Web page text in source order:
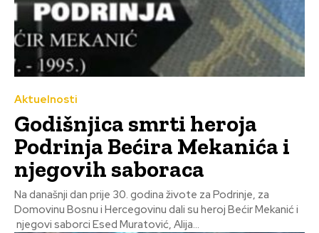
Aktuelnosti
Godišnjica smrti heroja
Podrinja Bećira Mekanića i
njegovih saboraca
Na današnji dan prije 30. godina živote za Podrinje, za
Domovinu Bosnu i Hercegovinu dali su heroj Bećir Mekanić i
njegovi saborci Esed Muratović, Alija...